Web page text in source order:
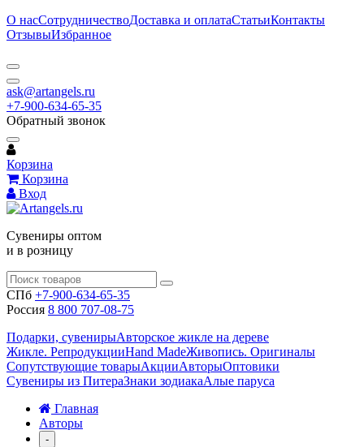
О насСотрудничествоДоставка и оплатаСтатьиКонтакты
ОтзывыИзбранное
ask@artangels.ru
+7-900-634-65-35
Обратный звонок
Корзина
Корзина
Вход
Сувениры оптом
и в розницу
СПб +7-900-634-65-35
Россия 8 800 707-08-75
Подарки, сувенирыАвторское жикле на дереве
Жикле. РепродукцииHand MadeЖивопись. Оригиналы
Сопутствующие товарыАкцииАвторыОптовики
Сувениры из ПитераЗнаки зодиакаАлые паруса
Главная
Авторы
-